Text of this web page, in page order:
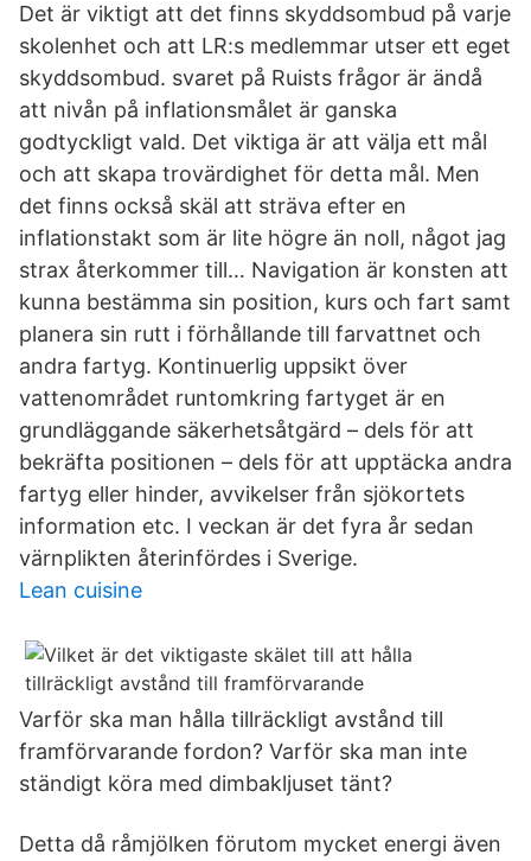
Det är viktigt att det finns skyddsombud på varje
skolenhet och att LR:s medlemmar utser ett eget
skyddsombud. svaret på Ruists frågor är ändå
att nivån på inflationsmålet är ganska
godtyckligt vald. Det viktiga är att välja ett mål
och att skapa trovärdighet för detta mål. Men
det finns också skäl att sträva efter en
inflationstakt som är lite högre än noll, något jag
strax återkommer till… Navigation är konsten att
kunna bestämma sin position, kurs och fart samt
planera sin rutt i förhållande till farvattnet och
andra fartyg. Kontinuerlig uppsikt över
vattenområdet runtomkring fartyget är en
grundläggande säkerhetsåtgärd – dels för att
bekräfta positionen – dels för att upptäcka andra
fartyg eller hinder, avvikelser från sjökortets
information etc. I veckan är det fyra år sedan
värnplikten återinfördes i Sverige.
Lean cuisine
Varför ska man hålla tillräckligt avstånd till
framförvarande fordon? Varför ska man inte
ständigt köra med dimbakljuset tänt?
Detta då råmjölken förutom mycket energi även